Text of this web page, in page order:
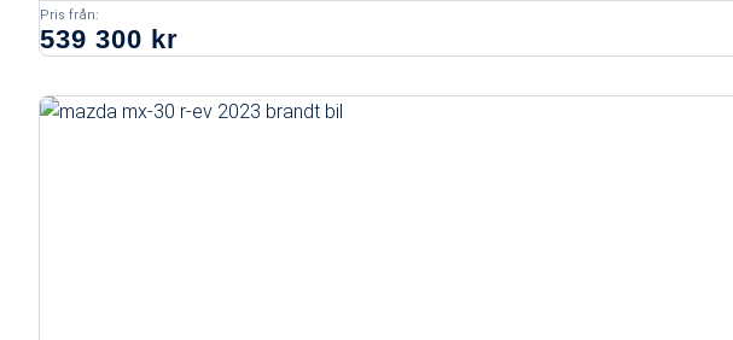
Pris från:
539 300 kr